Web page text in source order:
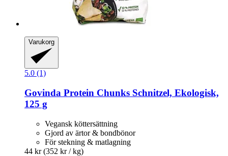
Varukorg
5.0 (1)
Govinda Protein Chunks Schnitzel, Ekologisk,
125 g
Vegansk köttersättning
Gjord av ärtor & bondbönor
För stekning & matlagning
44 kr (352 kr / kg)